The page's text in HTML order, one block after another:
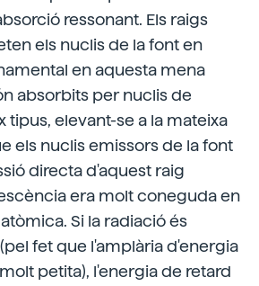
ressonant. Els raigs
els nuclis de la font en
en aquesta mena
absorbits per nuclis de
tipus, elevant-se a la mateixa
els nuclis emissors de la font
directa d'aquest raig
era molt coneguda en
Si la radiació és
fet que l'amplària d'energia
petita), l'energia de retard